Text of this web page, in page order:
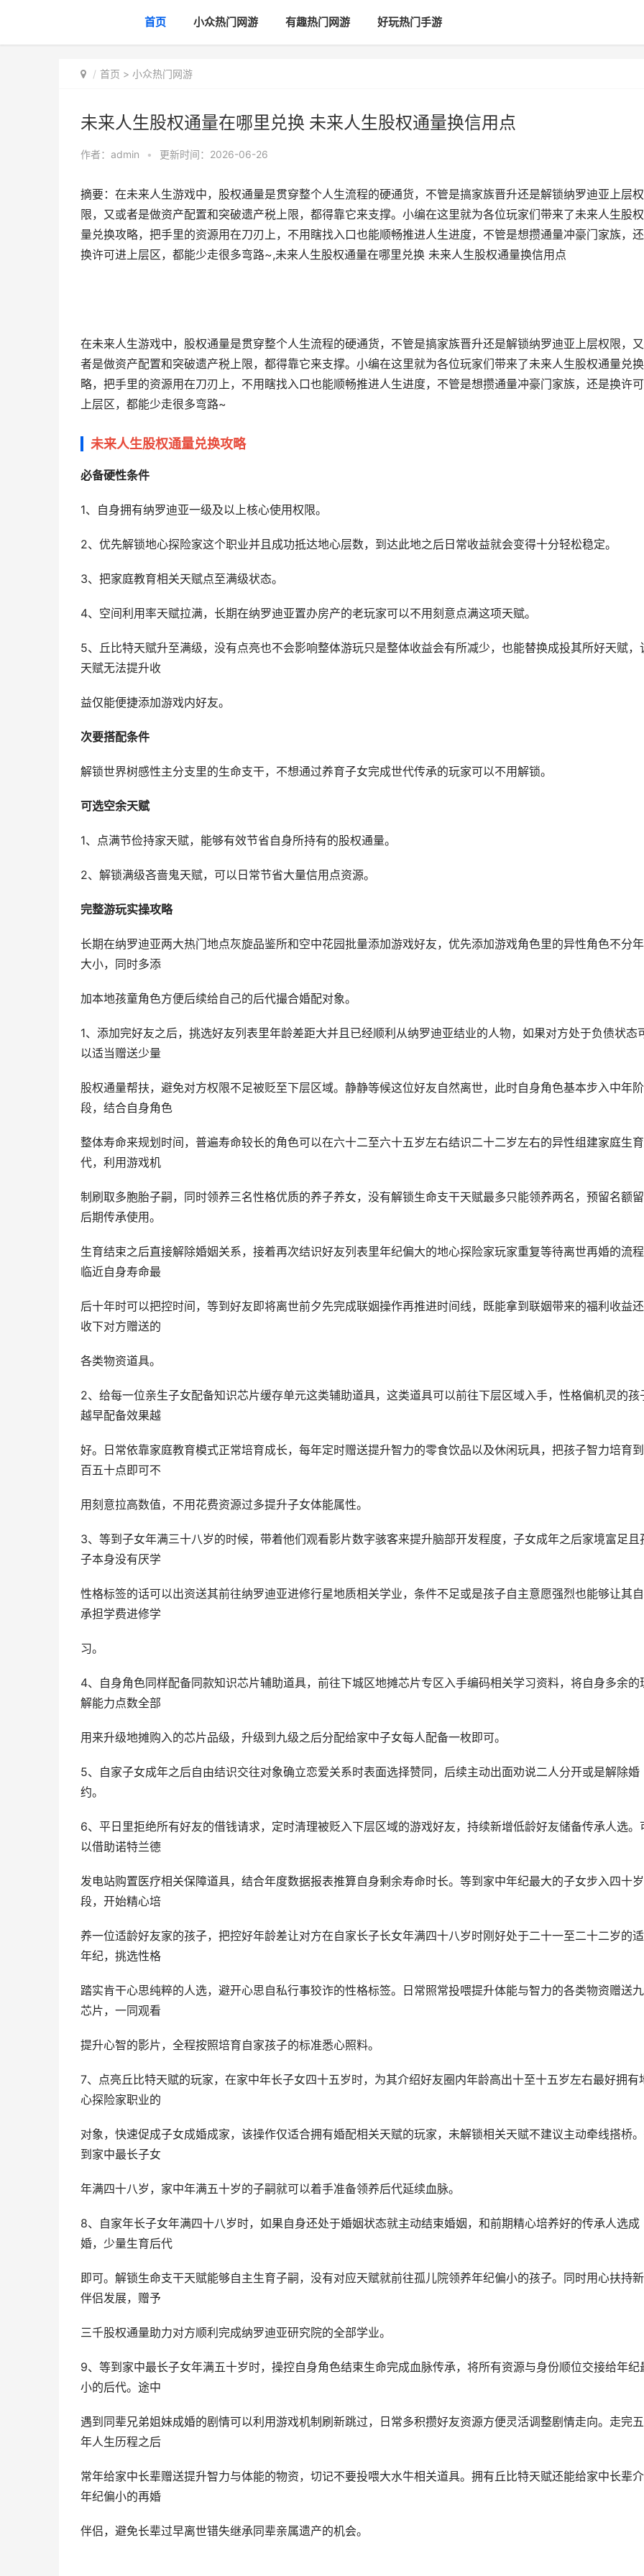
首页 小众热门网游 有趣热门网游 好玩热门手游
首页 > 小众热门网游
未来人生股权通量在哪里兑换 未来人生股权通量换信用点
作者： admin • 更新时间：2026-06-26
摘要：在未来人生游戏中，股权通量是贯穿整个人生流程的硬通货，不管是搞家族晋升还是解锁纳罗迪亚上层权
限，又或者是做资产配置和突破遗产税上限，都得靠它来支撑。小编在这里就为各位玩家们带来了未来人生股
量兑换攻略，把手里的资源用在刀刃上，不用瞎找入口也能顺畅推进人生进度，不管是想攒通量冲豪门家族，
换许可进上层区，都能少走很多弯路~,未来人生股权通量在哪里兑换 未来人生股权通量换信用点
在未来人生游戏中，股权通量是贯穿整个人生流程的硬通货，不管是搞家族晋升还是解锁纳罗迪亚上层权限，
者是做资产配置和突破遗产税上限，都得靠它来支撑。小编在这里就为各位玩家们带来了未来人生股权通量兑
略，把手里的资源用在刀刃上，不用瞎找入口也能顺畅推进人生进度，不管是想攒通量冲豪门家族，还是换许
上层区，都能少走很多弯路~
未来人生股权通量兑换攻略
必备硬性条件
1、自身拥有纳罗迪亚一级及以上核心使用权限。
2、优先解锁地心探险家这个职业并且成功抵达地心层数，到达此地之后日常收益就会变得十分轻松稳定。
3、把家庭教育相关天赋点至满级状态。
4、空间利用率天赋拉满，长期在纳罗迪亚置办房产的老玩家可以不用刻意点满这项天赋。
5、丘比特天赋升至满级，没有点亮也不会影响整体游玩只是整体收益会有所减少，也能替换成投其所好天赋，
天赋无法提升收
益仅能便捷添加游戏内好友。
次要搭配条件
解锁世界树感性主分支里的生命支干，不想通过养育子女完成世代传承的玩家可以不用解锁。
可选空余天赋
1、点满节俭持家天赋，能够有效节省自身所持有的股权通量。
2、解锁满级吝啬鬼天赋，可以日常节省大量信用点资源。
完整游玩实操攻略
长期在纳罗迪亚两大热门地点灰旋品鉴所和空中花园批量添加游戏好友，优先添加游戏角色里的异性角色不分
大小，同时多添
加本地孩童角色方便后续给自己的后代撮合婚配对象。
1、添加完好友之后，挑选好友列表里年龄差距大并且已经顺利从纳罗迪亚结业的人物，如果对方处于负债状态
以适当赠送少量
股权通量帮扶，避免对方权限不足被贬至下层区域。静静等候这位好友自然离世，此时自身角色基本步入中年阶
段，结合自身角色
整体寿命来规划时间，普遍寿命较长的角色可以在六十二至六十五岁左右结识二十二岁左右的异性组建家庭生
代，利用游戏机
制刷取多胞胎子嗣，同时领养三名性格优质的养子养女，没有解锁生命支干天赋最多只能领养两名，预留名额
后期传承使用。
生育结束之后直接解除婚姻关系，接着再次结识好友列表里年纪偏大的地心探险家玩家重复等待离世再婚的流程
临近自身寿命最
后十年时可以把控时间，等到好友即将离世前夕先完成联姻操作再推进时间线，既能拿到联姻带来的福利收益
收下对方赠送的
各类物资道具。
2、给每一位亲生子女配备知识芯片缓存单元这类辅助道具，这类道具可以前往下层区域入手，性格偏机灵的孩
越早配备效果越
好。日常依靠家庭教育模式正常培育成长，每年定时赠送提升智力的零食饮品以及休闲玩具，把孩子智力培育
百五十点即可不
用刻意拉高数值，不用花费资源过多提升子女体能属性。
3、等到子女年满三十八岁的时候，带着他们观看影片数字骇客来提升脑部开发程度，子女成年之后家境富足且
子本身没有厌学
性格标签的话可以出资送其前往纳罗迪亚进修行星地质相关学业，条件不足或是孩子自主意愿强烈也能够让其
承担学费进修学
习。
4、自身角色同样配备同款知识芯片辅助道具，前往下城区地摊芯片专区入手编码相关学习资料，将自身多余的
解能力点数全部
用来升级地摊购入的芯片品级，升级到九级之后分配给家中子女每人配备一枚即可。
5、自家子女成年之后自由结识交往对象确立恋爱关系时表面选择赞同，后续主动出面劝说二人分开或是解除婚
约。
6、平日里拒绝所有好友的借钱请求，定时清理被贬入下层区域的游戏好友，持续新增低龄好友储备传承人选。
以借助诺特兰德
发电站购置医疗相关保障道具，结合年度数据报表推算自身剩余寿命时长。等到家中年纪最大的子女步入四十
段，开始精心培
养一位适龄好友家的孩子，把控好年龄差让对方在自家长子长女年满四十八岁时刚好处于二十一至二十二岁的
年纪，挑选性格
踏实肯干心思纯粹的人选，避开心思自私行事狡诈的性格标签。日常照常投喂提升体能与智力的各类物资赠送
芯片，一同观看
提升心智的影片，全程按照培育自家孩子的标准悉心照料。
7、点亮丘比特天赋的玩家，在家中年长子女四十五岁时，为其介绍好友圈内年龄高出十至十五岁左右最好拥有
心探险家职业的
对象，快速促成子女成婚成家，该操作仅适合拥有婚配相关天赋的玩家，未解锁相关天赋不建议主动牵线搭桥
到家中最长子女
年满四十八岁，家中年满五十岁的子嗣就可以着手准备领养后代延续血脉。
8、自家年长子女年满四十八岁时，如果自身还处于婚姻状态就主动结束婚姻，和前期精心培养好的传承人选成
婚，少量生育后代
即可。解锁生命支干天赋能够自主生育子嗣，没有对应天赋就前往孤儿院领养年纪偏小的孩子。同时用心扶持
伴侣发展，赠予
三千股权通量助力对方顺利完成纳罗迪亚研究院的全部学业。
9、等到家中最长子女年满五十岁时，操控自身角色结束生命完成血脉传承，将所有资源与身份顺位交接给年纪
小的后代。途中
遇到同辈兄弟姐妹成婚的剧情可以利用游戏机制刷新跳过，日常多积攒好友资源方便灵活调整剧情走向。走完
年人生历程之后
常年给家中长辈赠送提升智力与体能的物资，切记不要投喂大水牛相关道具。拥有丘比特天赋还能给家中长辈
年纪偏小的再婚
伴侣，避免长辈过早离世错失继承同辈亲属遗产的机会。